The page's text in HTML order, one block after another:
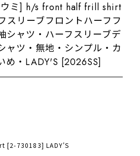
ミ] h/s front half frill shirt
スリーブフロントハーフフ
シャツ・ハーフスリーブデ
ャツ・無地・シンプル・カ
め・LADY'S [2026SS]
[2-730183] LADY'S